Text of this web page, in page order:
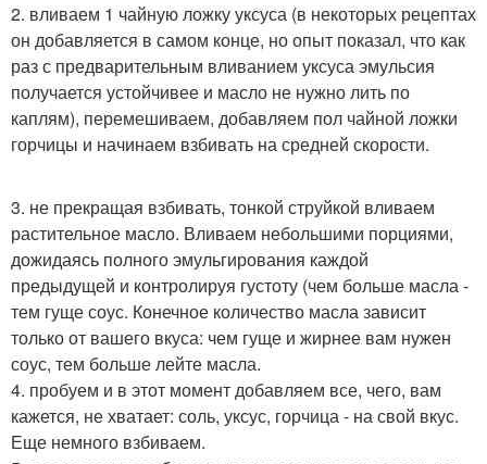
2. вливаем 1 чайную ложку уксуса (в некоторых рецептах
он добавляется в самом конце, но опыт показал, что как
раз с предварительным вливанием уксуса эмульсия
получается устойчивее и масло не нужно лить по
каплям), перемешиваем, добавляем пол чайной ложки
горчицы и начинаем взбивать на средней скорости.
3. не прекращая взбивать, тонкой струйкой вливаем
растительное масло. Вливаем небольшими порциями,
дожидаясь полного эмульгирования каждой
предыдущей и контролируя густоту (чем больше масла -
тем гуще соус. Конечное количество масла зависит
только от вашего вкуса: чем гуще и жирнее вам нужен
соус, тем больше лейте масла.
4. пробуем и в этот момент добавляем все, чего, вам
кажется, не хватает: соль, уксус, горчица - на свой вкус.
Еще немного взбиваем.